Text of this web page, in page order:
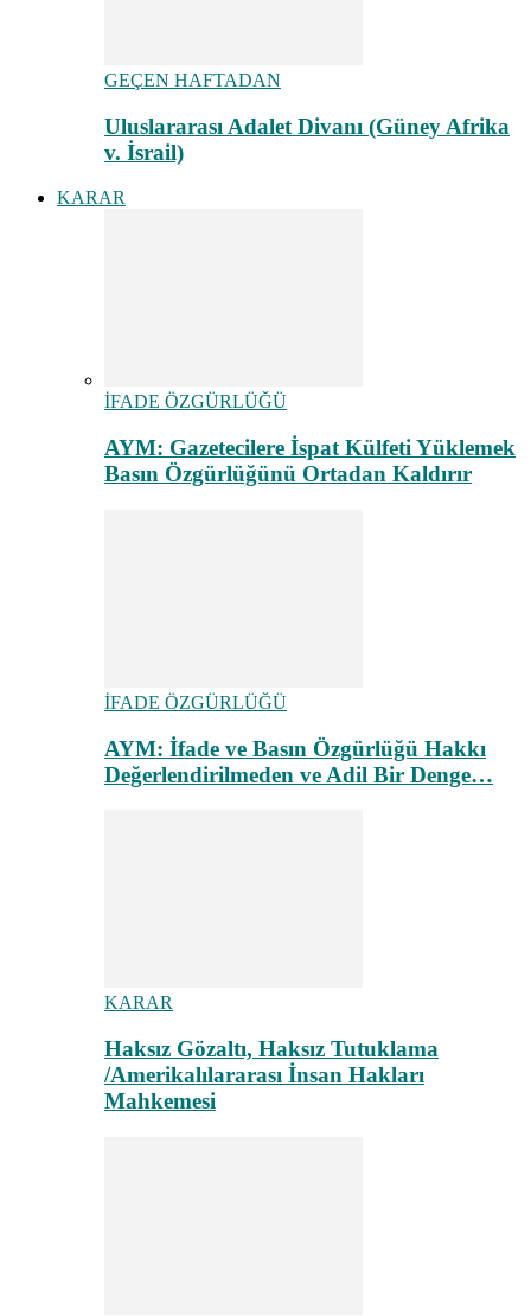
GEÇEN HAFTADAN
Uluslararası Adalet Divanı (Güney Afrika
v. İsrail)
KARAR
İFADE ÖZGÜRLÜĞÜ
AYM: Gazetecilere İspat Külfeti Yüklemek
Basın Özgürlüğünü Ortadan Kaldırır
İFADE ÖZGÜRLÜĞÜ
AYM: İfade ve Basın Özgürlüğü Hakkı
Değerlendirilmeden ve Adil Bir Denge…
KARAR
Haksız Gözaltı, Haksız Tutuklama
/Amerikalılararası İnsan Hakları
Mahkemesi